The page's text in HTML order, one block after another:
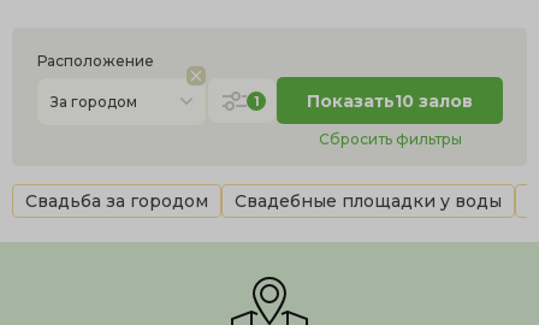
Выпускной
Новогодний корпоратив
За городом
Расположение
1 Показать10 залов
Сбросить фильтры
Свадьба за городом Свадебные площадки у воды